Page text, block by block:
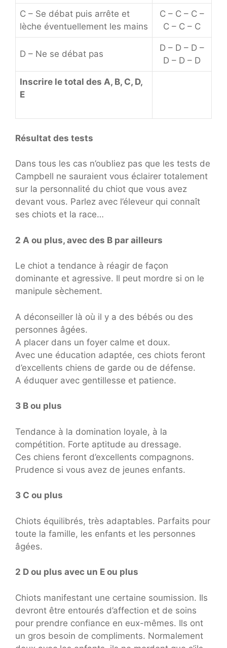
C – Se débat puis arrête et
lèche éventuellement les mains
C – C – C –
C – C – C
D – Ne se débat pas
D – D – D –
D – D – D
Inscrire le total des A, B, C, D,
E
Résultat des tests
Dans tous les cas n’oubliez pas que les tests de
Campbell ne sauraient vous éclairer totalement
sur la personnalité du chiot que vous avez
devant vous. Parlez avec l’éleveur qui connaît
ses chiots et la race…
2 A ou plus, avec des B par ailleurs
Le chiot a tendance à réagir de façon
dominante et agressive. Il peut mordre si on le
manipule sèchement.
A déconseiller là où il y a des bébés ou des
personnes âgées.
A placer dans un foyer calme et doux.
Avec une éducation adaptée, ces chiots feront
d’excellents chiens de garde ou de défense.
A éduquer avec gentillesse et patience.
3 B ou plus
Tendance à la domination loyale, à la
compétition. Forte aptitude au dressage.
Ces chiens feront d’excellents compagnons.
Prudence si vous avez de jeunes enfants.
3 C ou plus
Chiots équilibrés, très adaptables. Parfaits pour
toute la famille, les enfants et les personnes
âgées.
2 D ou plus avec un E ou plus
Chiots manifestant une certaine soumission. Ils
devront être entourés d’affection et de soins
pour prendre confiance en eux-mêmes. Ils ont
un gros besoin de compliments. Normalement